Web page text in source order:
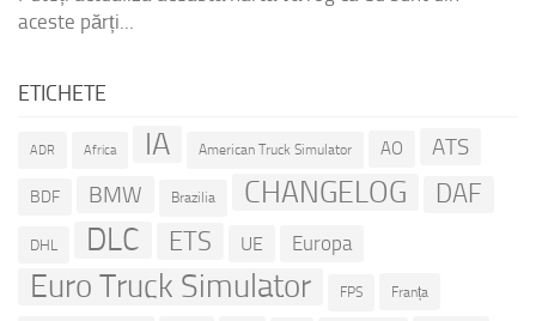
aceste părți...
ETICHETE
ADR Africa IA American Truck Simulator AO ATS
BDF BMW Brazilia CHANGELOG DAF
DHL DLC ETS UE Europa
Euro Truck Simulator FPS Franța